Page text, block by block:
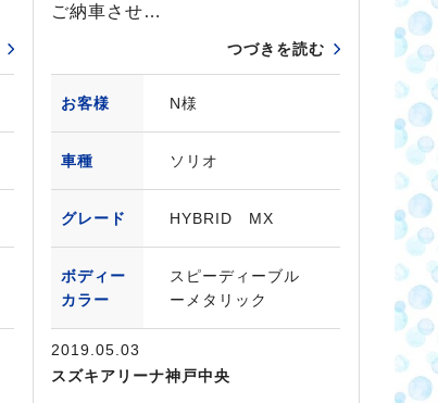
ご納車させ…
つづきを読む
お客様 N様
車種 ソリオ
グレード HYBRID MX
ボディー
カラー
スピーディーブル
ーメタリック
2019.05.03
スズキアリーナ神戸中央